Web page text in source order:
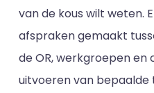
van de kous wilt weten.
afspraken gemaakt
de OR, werkgroepen en
uitvoeren van bepaalde